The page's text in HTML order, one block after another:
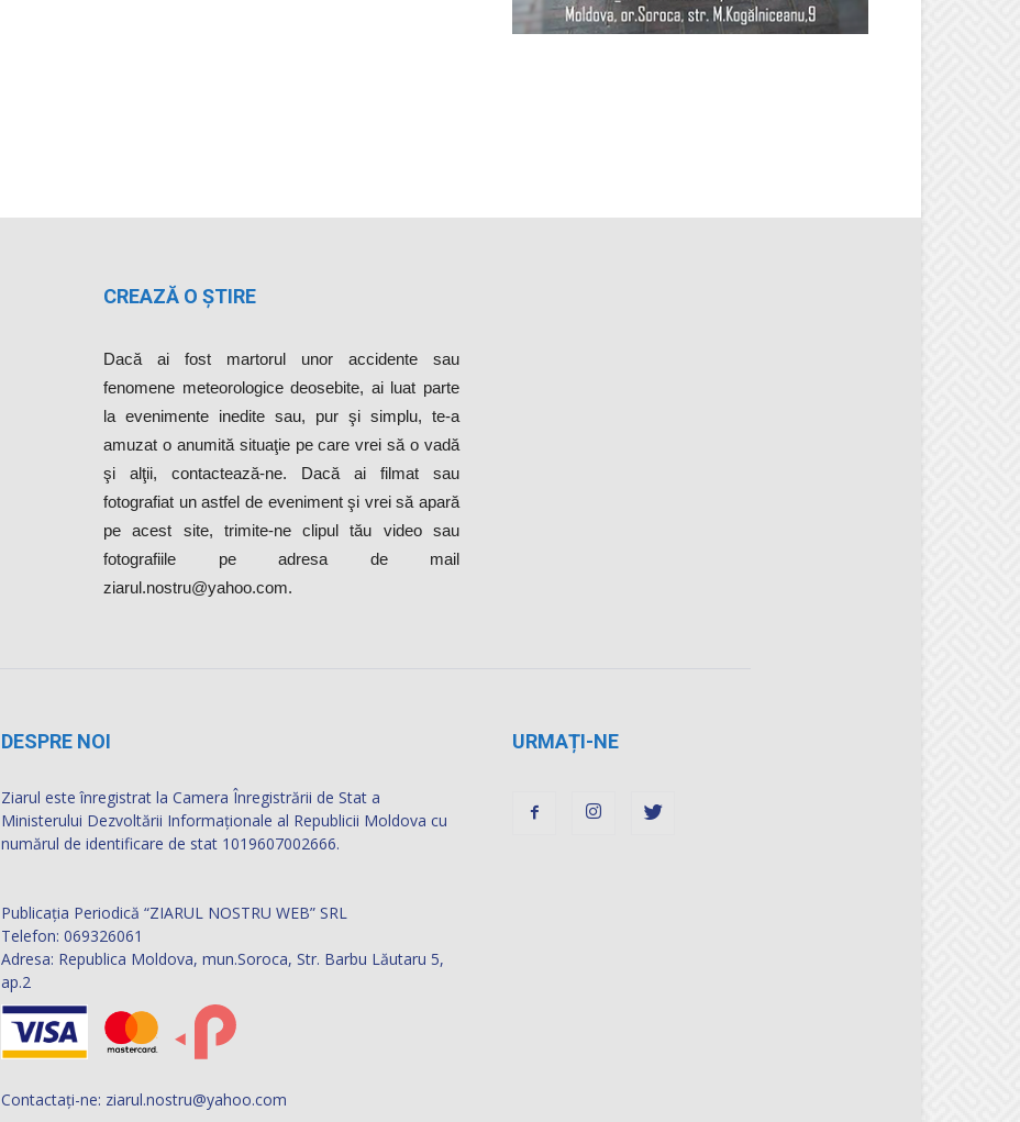
CREAZĂ O ȘTIRE
Dacă ai fost martorul unor accidente sau
fenomene meteorologice deosebite, ai luat parte
la evenimente inedite sau, pur şi simplu, te-a
amuzat o anumită situaţie pe care vrei să o vadă
şi alţii, contactează-ne. Dacă ai filmat sau
fotografiat un astfel de eveniment şi vrei să apară
pe acest site, trimite-ne clipul tău video sau
fotografiile pe adresa de mail
ziarul.nostru@yahoo.com.
DESPRE NOI
Ziarul este înregistrat la Camera Înregistrării de Stat a
Ministerului Dezvoltării Informaţionale al Republicii Moldova cu
numărul de identificare de stat 1019607002666.
Publicația Periodică “ZIARUL NOSTRU WEB” SRL
Telefon: 069326061
Adresa: Republica Moldova, mun.Soroca, Str. Barbu Lăutaru 5,
ap.2
Contactați-ne: ziarul.nostru@yahoo.com
URMAȚI-NE